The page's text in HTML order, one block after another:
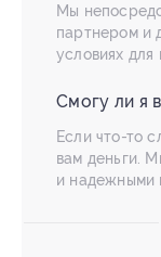
Мы
партнером и
условиях для
Смогу ли я
Если что-то
вам деньги.
и надежными